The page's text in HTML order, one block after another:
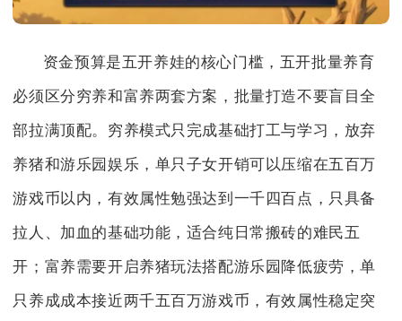
资金预算是五开养娃的核心门槛，五开批量养育
必须区分穷养和富养两套方案，批量打造不要盲目全
部拉满顶配。穷养模式只完成基础打工与学习，放弃
养猪和游乐园娱乐，单只子女开销可以压缩在五百万
游戏币以内，有效属性勉强达到一千四百点，只具备
拉人、加血的基础功能，适合纯日常搬砖的难民五
开；富养需要开启养猪玩法搭配游乐园降低疲劳，单
只养成成本接近两千五百万游戏币，有效属性稳定突